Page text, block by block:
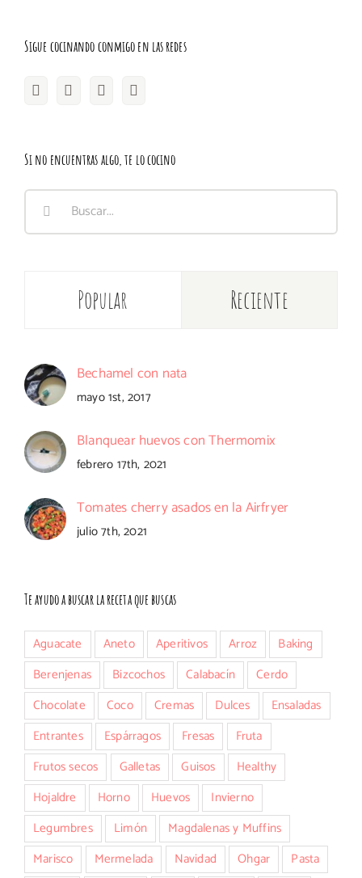
Sigue cocinando conmigo en las redes
Si no encuentras algo, te lo cocino
Buscar:
Popular Reciente
Bechamel con nata
mayo 1st, 2017
Blanquear huevos con Thermomix
febrero 17th, 2021
Tomates cherry asados en la Airfryer
julio 7th, 2021
Te ayudo a buscar la receta que buscas
Aguacate Aneto Aperitivos Arroz
Baking
Berenjenas
Bizcochos Calabacín
Cerdo
Chocolate
Coco Cremas Dulces
Ensaladas
Entrantes
Espárragos Fresas
Fruta
Frutos secos
Galletas Guisos
Healthy
Hojaldre
Horno Huevos
Invierno
Legumbres
Limón
Magdalenas y Muffins
Marisco
Mermelada Navidad Ohgar
Pasta